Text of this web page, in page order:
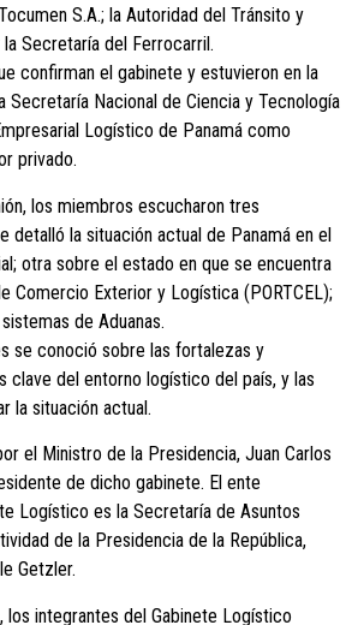
S.A.; la Autoridad del Tránsito y
Secretaría del Ferrocarril.
confirman el gabinete y estuvieron en la
Secretaría Nacional de Ciencia y Tecnología
Logístico de Panamá como
privado.
los miembros escucharon tres
detalló la situación actual de Panamá en el
otra sobre el estado en que se encuentra
Comercio Exterior y Logística (PORTCEL);
de Aduanas.
se conoció sobre las fortalezas y
clave del entorno logístico del país, y las
la situación actual.
el Ministro de la Presidencia, Juan Carlos
de dicho gabinete. El ente
Logístico es la Secretaría de Asuntos
de la Presidencia de la República,
Getzler.
los integrantes del Gabinete Logístico